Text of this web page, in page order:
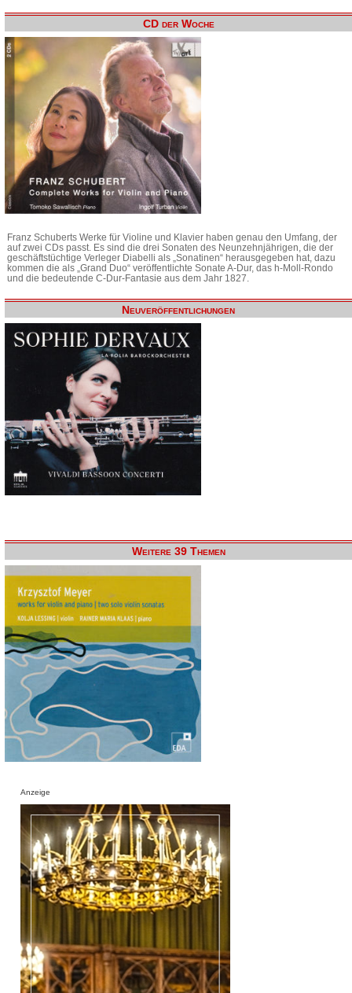
CD der Woche
Franz Schuberts Werke für Violine und Klavier haben genau den Umfang, der
auf zwei CDs passt. Es sind die drei Sonaten des Neunzehnjährigen, die der
geschäftstüchtige Verleger Diabelli als „Sonatinen“ herausgegeben hat, dazu
kommen die als „Grand Duo“ veröffentlichte Sonate A-Dur, das h-Moll-Rondo
und die bedeutende C-Dur-Fantasie aus dem Jahr 1827.
Neuveröffentlichungen
Weitere 39 Themen
Anzeige